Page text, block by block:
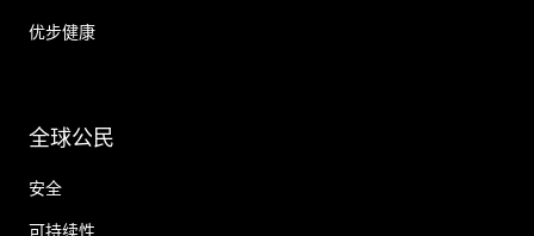
优步健康
全球公民
安全
可持续性